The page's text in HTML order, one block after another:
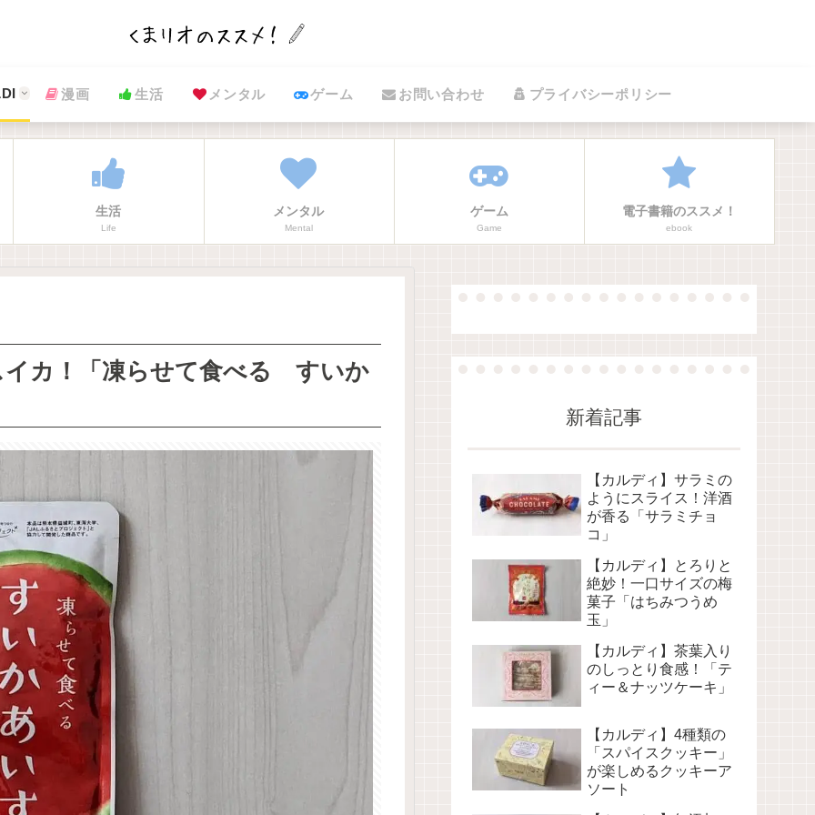
漫画 生活 メンタル ゲーム お問い合わせ プライバシーポリシー
生活
Life
メンタル
Mental
ゲーム
Game
電子書籍のススメ！
ebook
イカ！「凍らせて食べる すいか
新着記事
【カルディ】サラミの
ようにスライス！洋酒
が香る「サラミチョ
コ」
【カルディ】とろりと
絶妙！一口サイズの梅
菓子「はちみつうめ
玉」
【カルディ】茶葉入り
のしっとり食感！「テ
ィー＆ナッツケーキ」
【カルディ】4種類の
「スパイスクッキー」
が楽しめるクッキーア
ソート